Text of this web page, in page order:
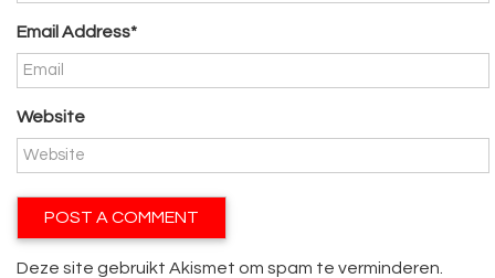
Email Address*
Website
Deze site gebruikt Akismet om spam te verminderen.